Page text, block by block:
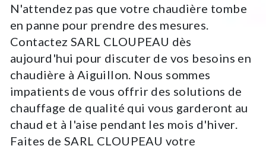
N'attendez pas que votre chaudière tombe
en panne pour prendre des mesures.
Contactez SARL CLOUPEAU dès
aujourd'hui pour discuter de vos besoins en
chaudière à Aiguillon. Nous sommes
impatients de vous offrir des solutions de
chauffage de qualité qui vous garderont au
chaud et à l'aise pendant les mois d'hiver.
Faites de SARL CLOUPEAU votre